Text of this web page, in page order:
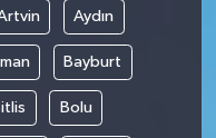
Aydın
Bayburt
Bolu